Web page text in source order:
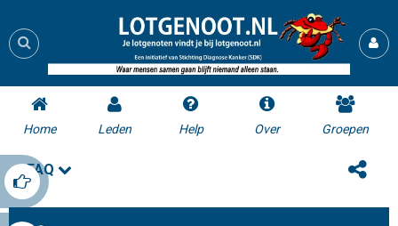
Home Leden Help Over Groepen
FAQ